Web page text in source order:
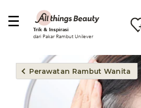
Trik & Inspirasi
dari Pakar Rambut Unilever
Perawatan Rambut Wanita